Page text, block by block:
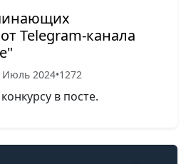
Telegram-канала
Июль 2024•1272
в посте.